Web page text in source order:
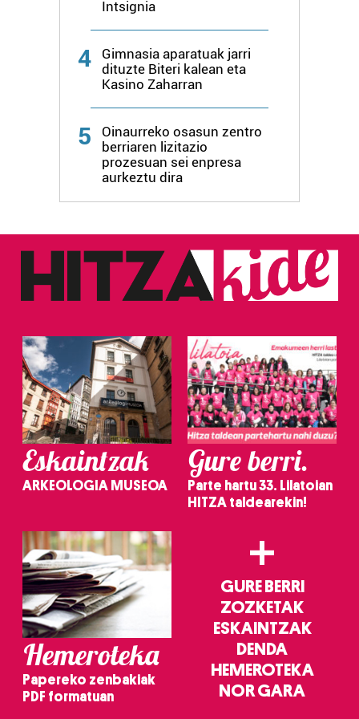
Intsignia
4
Gimnasia aparatuak jarri
dituzte Biteri kalean eta
Kasino Zaharran
5
Oinaurreko osasun zentro
berriaren lizitazio
prozesuan sei enpresa
aurkeztu dira
Eskaintzak
ARKEOLOGIA MUSEOA
Gure berri.
Parte hartu 33. Lilatoian
HITZA taldearekin!
Hemeroteka
Papereko zenbakiak
PDF formatuan
+
GURE BERRI
ZOZKETAK
ESKAINTZAK
DENDA
HEMEROTEKA
NOR GARA